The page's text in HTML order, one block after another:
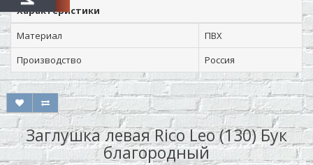
Характеристики
Материал
ПВХ
Производство
Россия
Заглушка левая Rico Leo (130) Бук
благородный